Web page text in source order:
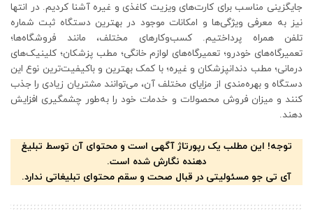
جایگزینی مناسب برای کارت‌های ویزیت کاغذی و غیره آشنا کردیم. در انتها
نیز به معرفی ویژگی‌ها و امکانات موجود در بهترین دستگاه ثبت شماره
تلفن همراه پرداختیم. کسب‌وکارهای مختلف، مانند فروشگاه‌ها؛
تعمیرگاه‌های خودرو؛ تعمیرگاه‌های لوازم خانگی؛ مطب پزشکان؛ کلینیک‌های
درمانی؛ مطب دندانپزشکان و غیره؛ با کمک بهترین و باکیفیت‌ترین نوع این
دستگاه و بهره‌مندی از مزایای مختلف آن، می‌توانند مشتریان زیادی را جذب
کنند و میزان فروش محصولات و خدمات خود را به‌طور چشمگیری افزایش
دهند.
توجه! این مطلب یک رپورتاژ آگهی است و محتوای آن توسط تبلیغ
دهنده نگارش شده است.
آی تی جو مسئولیتی در قبال صحت و سقم محتوای تبلیغاتی ندارد.